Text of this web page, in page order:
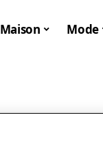
Maison Mode